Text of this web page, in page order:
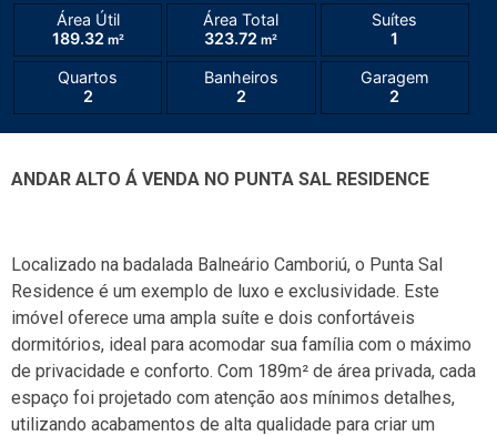
Área Útil
189.32 m²
Área Total
323.72 m²
Suítes
1
Quartos
2
Banheiros
2
Garagem
2
ANDAR ALTO Á VENDA NO PUNTA SAL RESIDENCE
Localizado na badalada Balneário Camboriú, o Punta Sal
Residence é um exemplo de luxo e exclusividade. Este
imóvel oferece uma ampla suíte e dois confortáveis
dormitórios, ideal para acomodar sua família com o máximo
de privacidade e conforto. Com 189m² de área privada, cada
espaço foi projetado com atenção aos mínimos detalhes,
utilizando acabamentos de alta qualidade para criar um